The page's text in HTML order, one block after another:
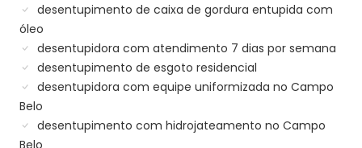
desentupimento de caixa de gordura entupida com
óleo
desentupidora com atendimento 7 dias por semana
desentupimento de esgoto residencial
desentupidora com equipe uniformizada no Campo
Belo
desentupimento com hidrojateamento no Campo